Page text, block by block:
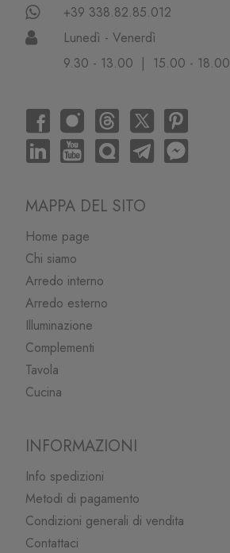
+39 338.82.85.012
Lunedì - Venerdì
9.30 - 13.00 | 15.00 - 18.00
MAPPA DEL SITO
Home page
Chi siamo
Arredo interno
Arredo esterno
Illuminazione
Complementi
Tavola
Cucina
INFORMAZIONI
Info spedizioni
Metodi di pagamento
Condizioni generali di vendita
Contattaci